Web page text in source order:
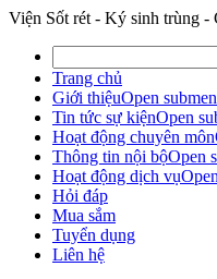
Viện Sốt rét - Ký sinh trùng
Trang chủ
Giới thiệuOpen
Tin tức sự kiệnOpen
Hoạt động chuyên môn
Thông tin nội bộOpen
Hoạt động dịch vụ
Hỏi đáp
Mua sắm
Tuyển dụng
Liên hệ